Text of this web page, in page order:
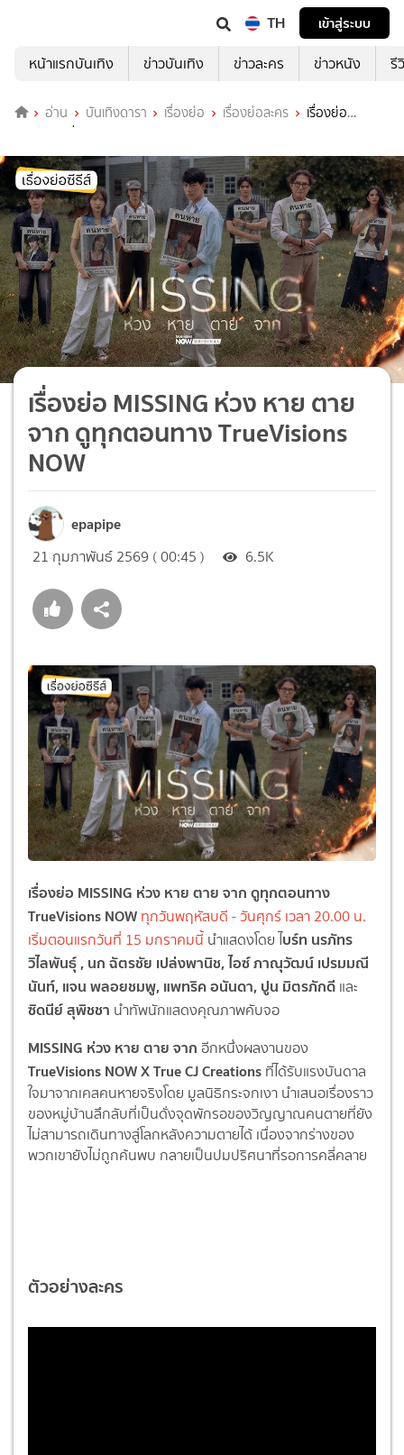
TH
เข้าสู่ระบบ
หน้าแรกบันเทิง
ข่าวบันเทิง ข่าวละคร ข่าวหนัง รี
อ่าน บันเทิงดารา เรื่องย่อ เรื่องย่อละคร
เรื่องย่อ
MISSING ห่วง หาย ตาย จาก ดูทุกตอนทาง TrueVisions NOW
เรื่องย่อ MISSING ห่วง หาย ตาย
จาก ดูทุกตอนทาง TrueVisions
NOW
epapipe
21 กุมภาพันธ์ 2569 ( 00:45 ) 6.5K
เรื่องย่อ MISSING ห่วง หาย ตาย จาก ดูทุกตอนทาง
TrueVisions NOW ทุกวันพฤหัสบดี - วันศุกร์ เวลา 20.00 น.
เริ่มตอนแรกวันที่ 15 มกราคมนี้ นำแสดงโดย ไบร์ท นรภัทร
วิไลพันธุ์ , นก ฉัตรชัย เปล่งพานิช, ไอซ์ ภาณุวัฒน์ เปรมมณี
นันท์, แจน พลอยชมพู, แพทริค อนันดา, ปูน มิตรภักดี และ
ซิดนีย์ สุพิชชา นำทัพนักแสดงคุณภาพคับจอ
MISSING ห่วง หาย ตายจาก อีกหนึ่งผลงานของ
TrueVisions NOW XTrue CJ Creations ที่ได้รับแรงบันดาล
ใจมาจากเคสคนหายจริงโดย มูลนิธิกระจกเงา นำเสนอเรื่องราว
ของหมู่บ้านลึกลับที่เป็นดั่งจุดพักรอของวิญญาณคนตายที่ยัง
ไม่สามารถเดินทางสู่โลกหลังความตายได้ เนื่องจากร่างของ
พวกเขายังไม่ถูกค้นพบ กลายเป็นปมปริศนาที่รอการคลี่คลาย
ตัวอย่างละคร